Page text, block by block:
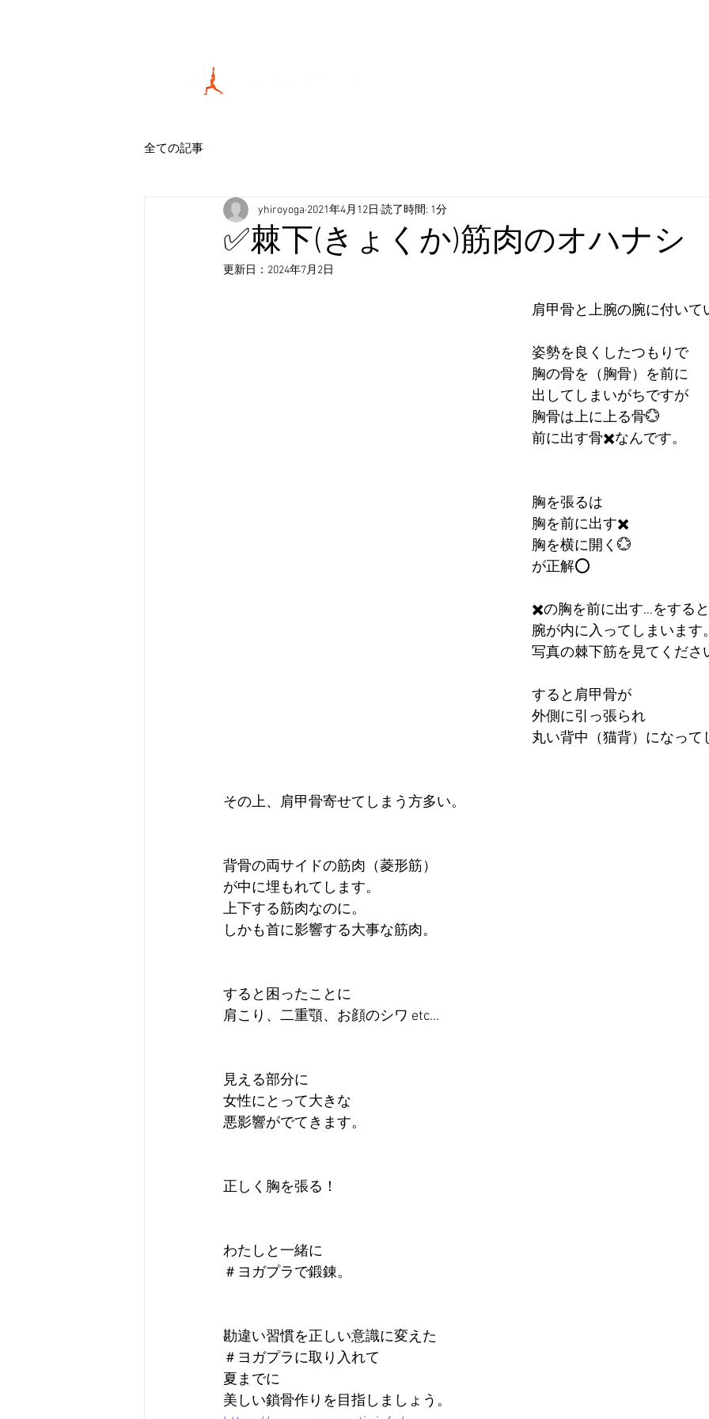
全ての記事
✅棘下(きょくか)筋肉のオハナシ
yhiroyoga 2021年4月12日 読了時間: 1分
更新日： 2024年7月2日
肩甲骨と上腕の腕に付いて
姿勢を良くしたつもりで
胸の骨を（胸骨）を前に
出してしまいがちですが
胸骨は上に上る骨💮
前に出す骨✖️なんです。
胸を張るは
胸を前に出す✖️
胸を横に開く💮
が正解⭕️
✖️の胸を前に出す…をすると
腕が内に入ってしまいます。
写真の棘下筋を見てくださ
すると肩甲骨が
外側に引っ張られ
丸い背中（猫背）になって
その上、肩甲骨寄せてしまう方多い。
背骨の両サイドの筋肉（菱形筋）
が中に埋もれてします。
上下する筋肉なのに。
しかも首に影響する大事な筋肉。
すると困ったことに
肩こり、二重顎、お顔のシワ etc…
見える部分に
女性にとって大きな
悪影響がでてきます。
正しく胸を張る！
わたしと一緒に
＃ヨガプラで鍛錬。
勘違い習慣を正しい意識に変えた
＃ヨガプラに取り入れて
夏までに
美しい鎖骨作りを目指しましょう。